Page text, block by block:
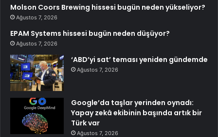
Molson Coors Brewing hissesi bugün neden yükseliyor?
Ağustos 7, 2026
EPAM Systems hissesi bugün neden düşüyor?
Ağustos 7, 2026
‘ABD’yi sat’ teması yeniden gündemde
Ağustos 7, 2026
Google’da taşlar yerinden oynadı:
Yapay zekâ ekibinin başında artık bir
Türk var
Ağustos 7, 2026